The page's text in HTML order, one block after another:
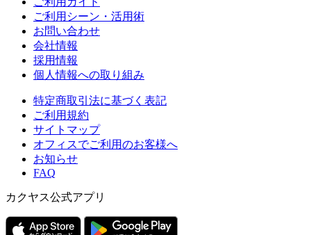
ご利用シーン・活用術
お問い合わせ
会社情報
採用情報
個人情報への取り組み
特定商取引法に基づく表記
ご利用規約
サイトマップ
オフィスでご利用のお客様へ
お知らせ
FAQ
カクヤス公式アプリ